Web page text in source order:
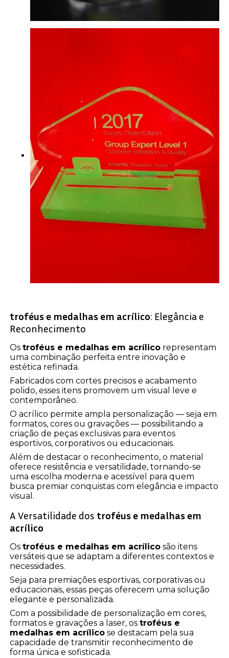
troféus e medalhas em acrílico: Elegância e
Reconhecimento
Ostroféus e medalhas em acrílico representam
uma combinação perfeita entre inovação e
estética refinada.
Fabricados com cortes precisos e acabamento
polido, esses itens promovem um visual leve e
contemporâneo.
O acrílico permite ampla personalização — seja em
formatos, cores ou gravações — possibilitando a
criação de peças exclusivas para eventos
esportivos, corporativos ou educacionais.
Além de destacar o reconhecimento, o material
oferece resistência e versatilidade, tornando-se
uma escolha moderna e acessível para quem
busca premiar conquistas com elegância e impacto
visual.
A Versatilidade dos troféus e medalhas em
acrílico
Ostroféus e medalhas em acrílico são itens
versáteis que se adaptam a diferentes contextos e
necessidades.
Seja para premiações esportivas, corporativas ou
educacionais, essas peças oferecem uma solução
elegante e personalizada.
Com a possibilidade de personalização em cores,
formatos e gravações a laser, ostroféus e
medalhas em acrílico se destacam pela sua
capacidade de transmitir reconhecimento de
forma única e sofisticada.